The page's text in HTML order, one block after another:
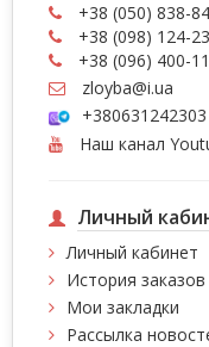
+38 (050) 838-
+38 (098) 124-
+38 (096) 400-
zloyba@i.ua
+380631242303
Наш канал
Личный
Личный кабинет
История заказов
Мои закладки
Рассылка